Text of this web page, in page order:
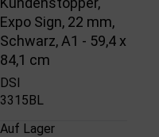
Expo Sign, 22 mm,
Schwarz, A1 - 59,4 x
84,1 cm
DSI
3315BL
Auf Lager